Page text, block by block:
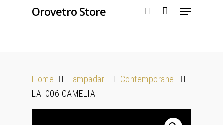
Orovetro Store
Home Lampadari
Contemporanei
LA_006 CAMELIA